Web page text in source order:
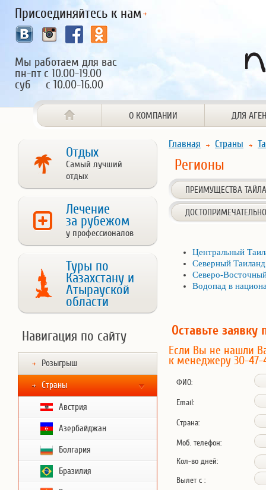
Присоединяйтесь к нам
Мы работаем для вас
пн-пт с 10.00-19.00
суб с 10.00-16.00
О КОМПАНИИ ДЛЯ
Отдых
Самый лучший
отдых
Лечение
за рубежом
у профессионалов
Туры по
Казахстану и
Атырауской
области
Навигация по сайту
Розыгрыш
Страны
Австрия
Азербайджан
Болгария
Бразилия
Главная Страны
Регионы
ПРЕИМУЩЕСТВА
Центральный
Северный Таиланд
Северо-
Водопад в
Оставьте заявку
Если Вы не нашли
к менеджеру 30-47-
ФИО:
Email:
Страна:
Моб. телефон:
Кол-во дней:
Вылет с :